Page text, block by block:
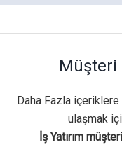
Müşteri
Daha Fazla
ulaşmak
İş Yatırım